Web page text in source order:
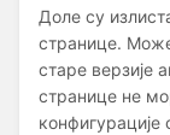
Доле су
странице.
старе верзије
странице не
конфигурације